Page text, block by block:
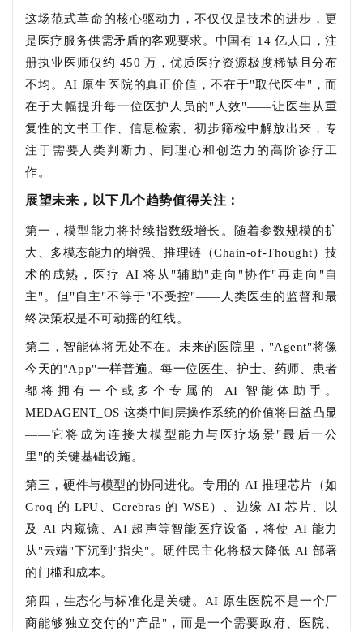
这场范式革命的核心驱动力，不仅仅是技术的进步，更
是医疗服务供需矛盾的客观要求。中国有 14 亿人口，注
册执业医师仅约 450 万，优质医疗资源极度稀缺且分布
不均。AI 原生医院的真正价值，不在于"取代医生"，而
在于大幅提升每一位医护人员的"人效"——让医生从重
复性的文书工作、信息检索、初步筛检中解放出来，专
注于需要人类判断力、同理心和创造力的高阶诊疗工
作。
展望未来，以下几个趋势值得关注：
第一，模型能力将持续指数级增长。随着参数规模的扩
大、多模态能力的增强、推理链（Chain-of-Thought）技
术的成熟，医疗 AI 将从"辅助"走向"协作"再走向"自
主"。但"自主"不等于"不受控"——人类医生的监督和最
终决策权是不可动摇的红线。
第二，智能体将无处不在。未来的医院里，"Agent"将像
今天的"App"一样普遍。每一位医生、护士、药师、患者
都将拥有一个或多个专属的 AI 智能体助手。
MEDAGENT_OS 这类中间层操作系统的价值将日益凸显
——它将成为连接大模型能力与医疗场景"最后一公
里"的关键基础设施。
第三，硬件与模型的协同进化。专用的 AI 推理芯片（如
Groq 的 LPU、Cerebras 的 WSE）、边缘 AI 芯片、以
及 AI 内窥镜、AI 超声等智能医疗设备，将使 AI 能力
从"云端"下沉到"指尖"。硬件民主化将极大降低 AI 部署
的门槛和成本。
第四，生态化与标准化是关键。AI 原生医院不是一个厂
商能够独立交付的"产品"，而是一个需要政府、医院、